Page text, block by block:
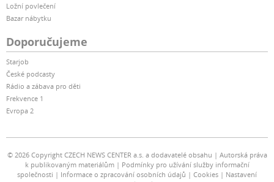
Ložní povlečení
Bazar nábytku
Doporučujeme
Starjob
České podcasty
Rádio a zábava pro děti
Frekvence 1
Evropa 2
© 2026 Copyright CZECH NEWS CENTER a.s. a dodavatelé obsahu
Autorská práva
k publikovaným materiálům
Podmínky pro užívání služby informační
společnosti
Informace o zpracování osobních údajů Cookies
Nastavení